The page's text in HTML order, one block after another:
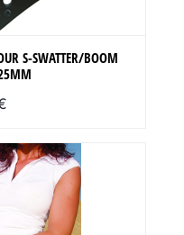
S-SWATTER/BOOM